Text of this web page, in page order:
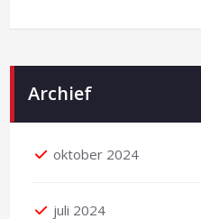
Archief
oktober 2024
juli 2024